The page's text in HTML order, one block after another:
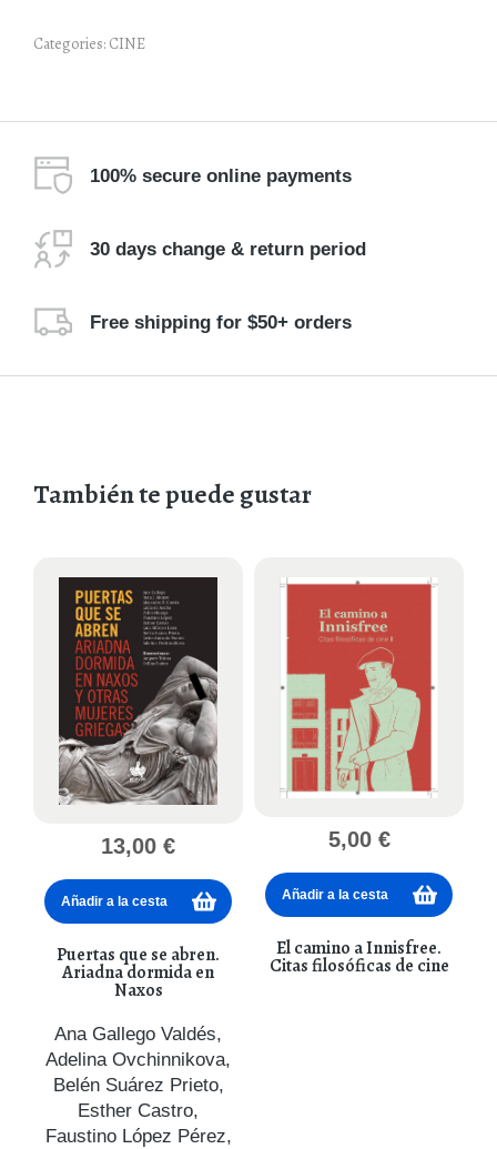
Categories: CINE
100% secure online payments
30 days change & return period
Free shipping for $50+ orders
También te puede gustar
13,00 €
Añadir a la cesta
Puertas que se abren.
Ariadna dormida en
Naxos
Ana Gallego Valdés,
Adelina Ovchinnikova,
Belén Suárez Prieto,
Esther Castro,
Faustino López Pérez,
5,00 €
Añadir a la cesta
El camino a Innisfree.
Citas filosóficas de cine